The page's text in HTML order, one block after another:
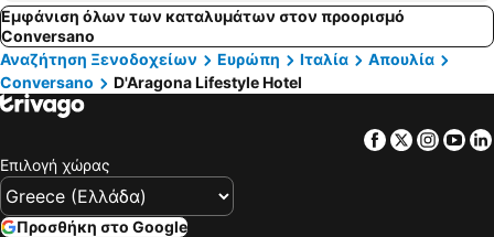
Εμφάνιση όλων των καταλυμάτων στον προορισμό
Conversano
Αναζήτηση Ξενοδοχείων
Ευρώπη Ιταλία
Απουλία
Conversano
D'Aragona Lifestyle Hotel
Facebook
Twitter
Επιλογή χώρας
Προσθήκη στο Google